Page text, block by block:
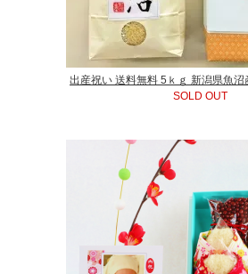
出産祝い 送料無料 5ｋｇ 新潟県魚沼
SOLD OUT